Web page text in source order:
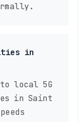
in
local 5G
in Saint